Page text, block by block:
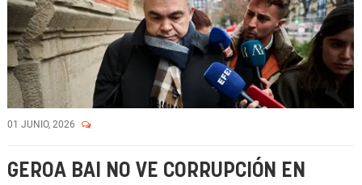
01 JUNIO, 2026
GEROA BAI NO VE CORRUPCIÓN EN